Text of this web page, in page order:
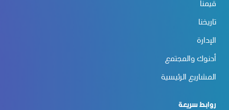
قيمنا
تاريخنا
الإدارة
أدنوك والمجتمع
المشاريع الرئيسية
روابط سريعة